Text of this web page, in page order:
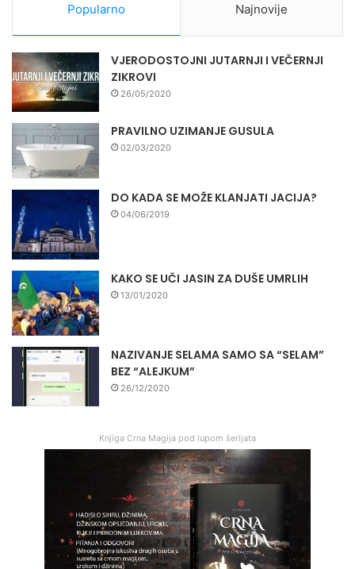
Popularno Najnovije
VJERODOSTOJNI JUTARNJI I VEČERNJI
ZIKROVI
26/05/2020
PRAVILNO UZIMANJE GUSULA
02/03/2020
DO KADA SE MOŽE KLANJATI JACIJA?
04/06/2019
KAKO SE UČI JASIN ZA DUŠE UMRLIH
13/01/2020
NAZIVANJE SELAMA SAMO SA “SELAM”
BEZ “ALEJKUM”
26/12/2020
Knjiga Crna Magija pod lupom šerijata